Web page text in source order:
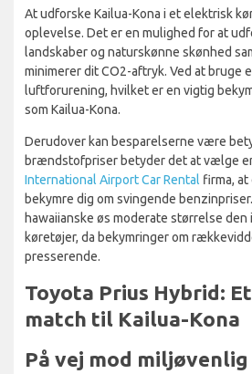
At udforske Kailua-Kona i et elektrisk
oplevelse. Det er en mulighed for at
landskaber og naturskønne skønhed
minimerer dit CO2-aftryk. Ved at bruge
luftforurening, hvilket er en vigtig
som Kailua-Kona.
Derudover kan besparelserne være
brændstofpriser betyder det at vælge
International Airport Car Rental firma,
bekymre dig om svingende
hawaiianske øs moderate størrelse
køretøjer, da bekymringer om
presserende.
Toyota Prius Hybrid:
match til Kailua-Kona
På vej mod